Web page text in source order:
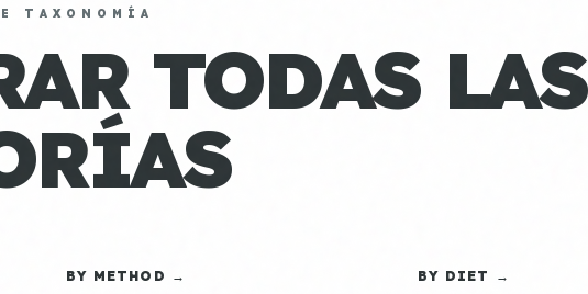
TAXONOMÍA
TODAS LAS
BY METHOD → BY DIET →